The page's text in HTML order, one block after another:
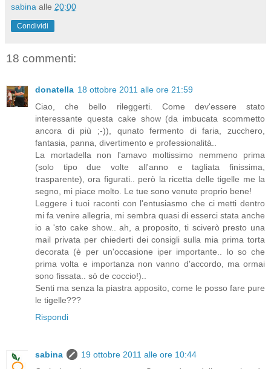
sabina alle 20:00
Condividi
18 commenti:
donatella 18 ottobre 2011 alle ore 21:59
Ciao, che bello rileggerti. Come dev'essere stato
interessante questa cake show (da imbucata scommetto
ancora di più ;-)), qunato fermento di faria, zucchero,
fantasia, panna, divertimento e professionalità..
La mortadella non l'amavo moltissimo nemmeno prima
(solo tipo due volte all'anno e tagliata finissima,
trasparente), ora figurati.. però la ricetta delle tigelle me la
segno, mi piace molto. Le tue sono venute proprio bene!
Leggere i tuoi raconti con l'entusiasmo che ci metti dentro
mi fa venire allegria, mi sembra quasi di esserci stata anche
io a 'sto cake show.. ah, a proposito, ti sciverò presto una
mail privata per chiederti dei consigli sulla mia prima torta
decorata (è per un'occasione iper importante.. lo so che
prima volta e importanza non vanno d'accordo, ma ormai
sono fissata.. sò de coccio!)..
Senti ma senza la piastra apposito, come le posso fare pure
le tigelle???
Rispondi
sabina
19 ottobre 2011 alle ore 10:44